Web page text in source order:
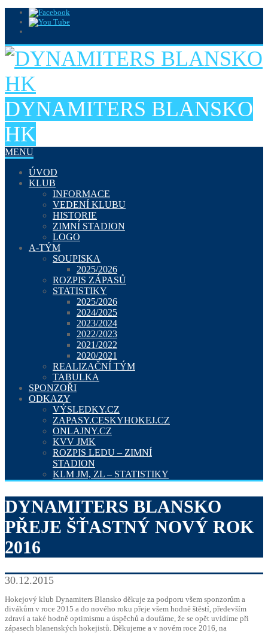
DYNAMITERS BLANSKO
HK
MENU
ÚVOD
KLUB
INFORMACE
VEDENÍ KLUBU
HISTORIE
ZIMNÍ STADION
LOGO
A-TÝM
SOUPISKA
2025/2026
ROZPIS ZÁPASŮ
STATISTIKY
2025/2026
2024/2025
2023/2024
2022/2023
2021/2022
2020/2021
REALIZAČNÍ TÝM
TABULKA
SPONZOŘI
ODKAZY
VÝSLEDKY.CZ
ZAPASY.CESKYHOKEJ.CZ
ONLAJNY.CZ
KVV JMK
ROZPIS LEDU – ZIMNÍ
STADION
KLM JM, ZL – STATISTIKY
DYNAMITERS BLANSKO
PŘEJE ŠŤASTNÝ NOVÝ ROK
2016
30.12.2015
Hokejový klub Dynamiters Blansko děkuje za podporu všem sponzorům a
divákům v roce 2015 a do nového roku přeje všem hodně štěstí, především
zdraví a také hodně optimismu a úspěchů a doufáme, že se opět uvidíme při
zápasech blanenských hokejistů. Děkujeme a v novém roce 2016, na